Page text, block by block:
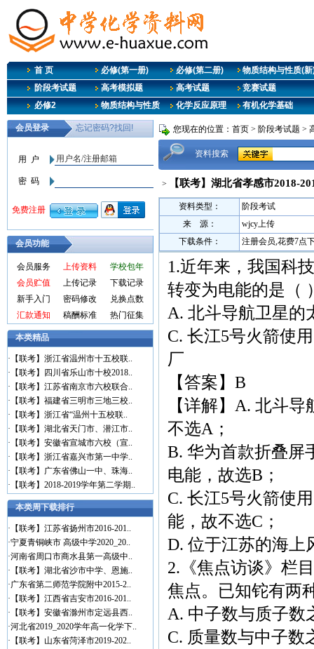
首 页 必修(第一册) 必修(第二册)
物质结构与性质(新
阶段考试题
高考模拟题 高考试题
竞赛试题
必修2
物质结构与性质 化学反应原理 有机化学基础
会员功能
会员服务 上传资料
学校包年
会员贮值
上传记录
下载记录
新手入门
密码修改
兑换点数
汇款通知
稿酬标准 热门征集
本类精品
· 【联考】浙江省温州市十五校联..
· 【联考】四川省乐山市十校2018..
· 【联考】江苏省南京市六校联合..
· 【联考】福建省三明市三地三校..
· 【联考】浙江省“温州十五校联..
· 【联考】湖北省天门市、潜江市..
· 【联考】安徽省宣城市六校（宣..
· 【联考】浙江省嘉兴市第一中学..
· 【联考】广东省佛山一中、珠海..
· 【联考】2018-2019学年第二学期..
本类周下载排行
· 【联考】江苏省扬州市2016-201..
·宁夏青铜峡市 高级中学2020_20..
·河南省周口市商水县第一高级中..
· 【联考】湖北省沙市中学、恩施..
·广东省第二师范学院附中2015-2..
· 【联考】江西省吉安市2016-201..
· 【联考】安徽省滁州市定远县西..
·河北省2019_2020学年高一化学下..
· 【联考】山东省菏泽市2019-202..
您现在的位置： 首页 > 阶段考试题 >
资料搜索
> 【联考】湖北省孝感市2018-
资料类型：
阶段考试
来 源：
wjcy上传
下载条件：
注册会员,花费7点
1.近年来，我国科
转变为电能的是（
A. 北斗导航卫星的
C. 长江5号火箭使
厂
【答案】B
【详解】A. 北斗
不选A；
B. 华为首款折叠屏
电能，故选B；
C. 长江5号火箭使
能，故不选C；
D. 位于江苏的海上
2.《焦点访谈》栏
焦点。已知铊有两
A. 中子数与质子数
C. 质量数与中子数